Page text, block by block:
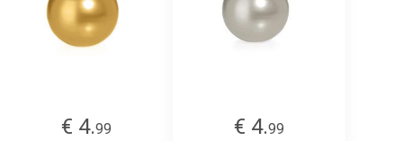
€ 4.99 € 4.99